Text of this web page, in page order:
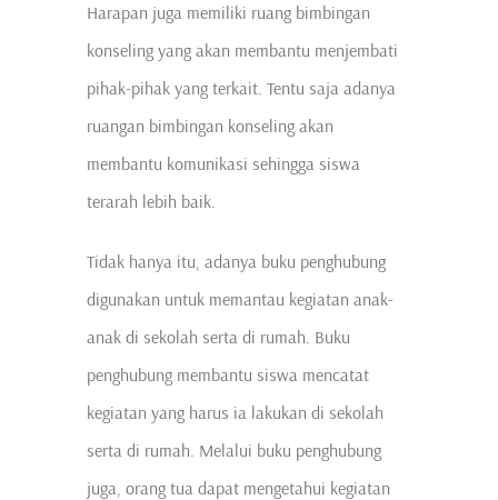
Harapan juga memiliki ruang bimbingan
konseling yang akan membantu menjembati
pihak-pihak yang terkait. Tentu saja adanya
ruangan bimbingan konseling akan
membantu komunikasi sehingga siswa
terarah lebih baik.
Tidak hanya itu, adanya buku penghubung
digunakan untuk memantau kegiatan anak-
anak di sekolah serta di rumah. Buku
penghubung membantu siswa mencatat
kegiatan yang harus ia lakukan di sekolah
serta di rumah. Melalui buku penghubung
juga, orang tua dapat mengetahui kegiatan